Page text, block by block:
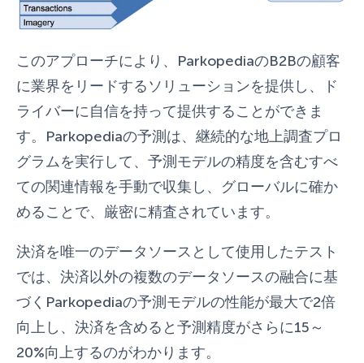
このアプローチにより、ParkopediaのB2Bの顧客
に業界をリードするソリューションを提供し、ド
ライバーに自信を持って提供することができま
す。Parkopediaの予測は、継続的な地上調査プロ
グラムを実行して、予測モデルの精度を含むすべ
ての関連情報を手動で収集し、グローバルに確か
めることで、厳密に精査されています。
決済を唯一のデータソースとして使用したテスト
では、決済以外の複数のデータソースの融合に基
づくParkopediaの予測モデルの性能が最大で2倍
向上し、決済を含めると予測精度がさらに15～
20%向上するのがわかります。